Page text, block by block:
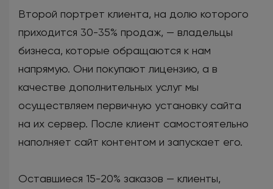
Второй портрет клиента, на долю которого
приходится 30-35% продаж, — владельцы
бизнеса, которые обращаются к нам
напрямую. Они покупают лицензию, а в
качестве дополнительных услуг мы
осуществляем первичную установку сайта
на их сервер. После клиент самостоятельно
наполняет сайт контентом и запускает его.
Оставшиеся 15-20% заказов — клиенты,